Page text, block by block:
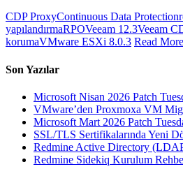
CDP ProxyContinuous Data Protection
yapılandırmaRPOVeeam 12.3Veeam
korumaVMware ESXi 8.0.3 Read More
Son Yazılar
Microsoft Nisan 2026 Patch
VMware’den Proxmoxa VM
Microsoft Mart 2026 Patch
SSL/TLS Sertifikalarında Yeni
Redmine Active Directory
Redmine Sidekiq Kurulum